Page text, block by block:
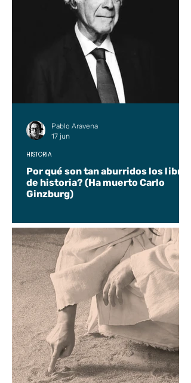
Por qué son tan aburridos los libros
de historia? (Ha muerto Carlo
Ginzburg)
HISTORIA
Pablo Aravena
17 jun